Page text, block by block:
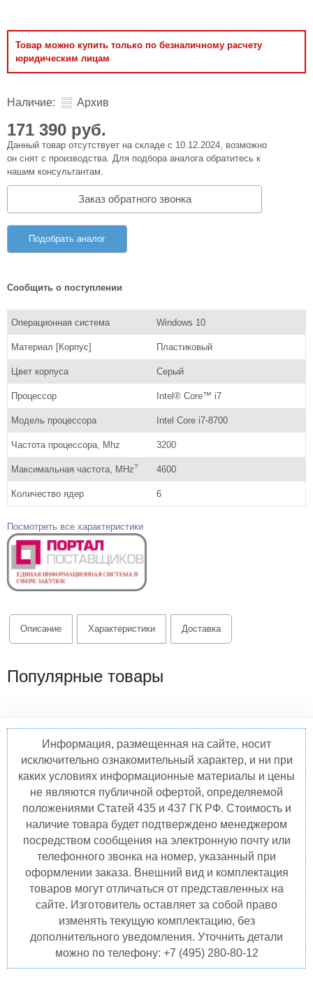
Товар можно купить только по безналичному расчету
юридическим лицам
Наличие: Архив
171 390 руб.
Данный товар отсутствует на складе с 10.12.2024, возможно
он снят с производства. Для подбора аналога обратитесь к
нашим консультантам.
Заказ обратного звонка
Подобрать аналог
Сообщить о поступлении
Операционная система Windows 10
Материал [Корпус] Пластиковый
Цвет корпуса Серый
Процессор Intel® Core™ i7
Модель процессора Intel Core i7-8700
Частота процессора, Mhz 3200
Максимальная частота, MHz? 4600
Количество ядер 6
Посмотреть все характеристики
Описание Характеристики Доставка
Популярные товары
Информация, размещенная на сайте, носит
исключительно ознакомительный характер, и ни при
каких условиях информационные материалы и цены
не являются публичной офертой, определяемой
положениями Статей 435 и 437 ГК РФ. Стоимость и
наличие товара будет подтверждено менеджером
посредством сообщения на электронную почту или
телефонного звонка на номер, указанный при
оформлении заказа. Внешний вид и комплектация
товаров могут отличаться от представленных на
сайте. Изготовитель оставляет за собой право
изменять текущую комплектацию, без
дополнительного уведомления. Уточнить детали
можно по телефону: +7 (495) 280-80-12